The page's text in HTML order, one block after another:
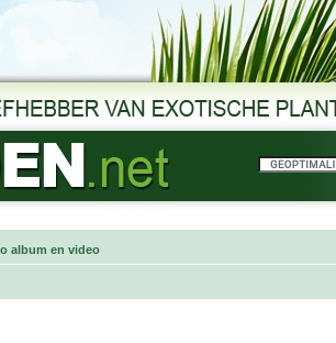
album en video